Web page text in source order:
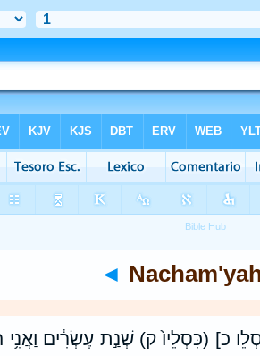
◄
כ] (כִּסְלֵיו֙ ק) שְׁנַ֣ת עֶשְׂרִ֔ים וַאֲנִ֥י